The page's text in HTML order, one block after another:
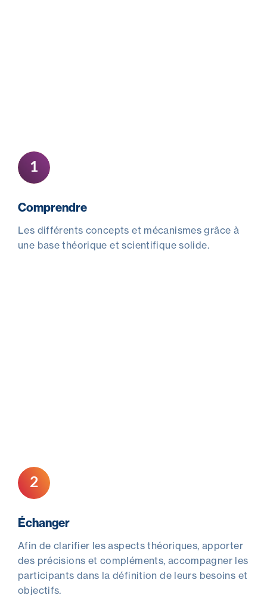
1
Comprendre
Les différents concepts et mécanismes grâce à
une base théorique et scientifique solide.
2
Échanger
Afin de clarifier les aspects théoriques, apporter
des précisions et compléments, accompagner les
participants dans la définition de leurs besoins et
objectifs.